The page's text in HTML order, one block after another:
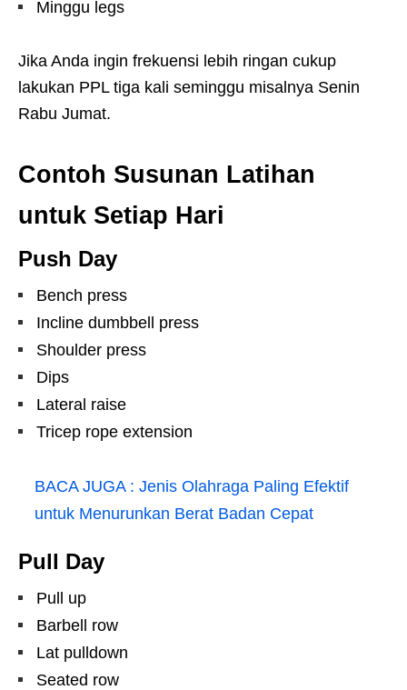
Minggu legs
Jika Anda ingin frekuensi lebih ringan cukup
lakukan PPL tiga kali seminggu misalnya Senin
Rabu Jumat.
Contoh Susunan Latihan
untuk Setiap Hari
Push Day
Bench press
Incline dumbbell press
Shoulder press
Dips
Lateral raise
Tricep rope extension
BACA JUGA : Jenis Olahraga Paling Efektif
untuk Menurunkan Berat Badan Cepat
Pull Day
Pull up
Barbell row
Lat pulldown
Seated row